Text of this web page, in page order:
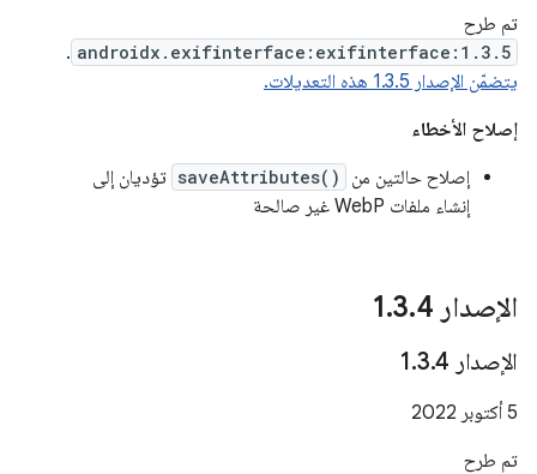
تم طرح
androidx.exifinterface:exifinterface:1.3.5
.
يتضمّن الإصدار 1.3.5 هذه التعديلات.
إصلاح الأخطاء
إصلاح حالتين من
saveAttributes() تؤديان إلى
إنشاء ملفات WebP غير صالحة
الإصدار 1 .3.4
الإصدار 1 .3.4
‫5 أكتوبر 2022
تم طرح